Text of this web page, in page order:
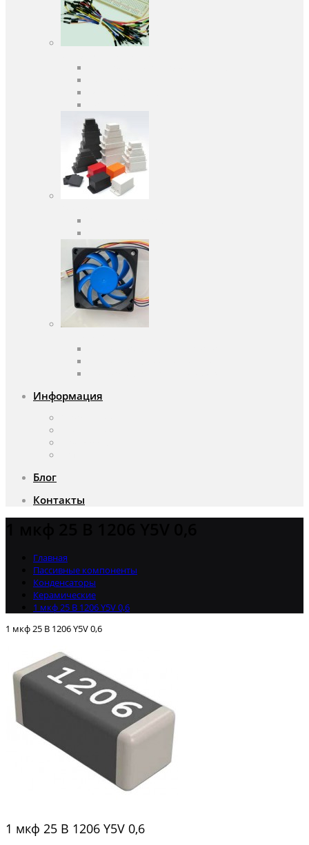
Информация
Блог
Контакты
Главная
Пассивные компоненты
Конденсаторы
Керамические
1 мкф 25 В 1206 Y5V 0,6
1 мкф 25 В 1206 Y5V 0,6
1 мкф 25 В 1206 Y5V 0,6